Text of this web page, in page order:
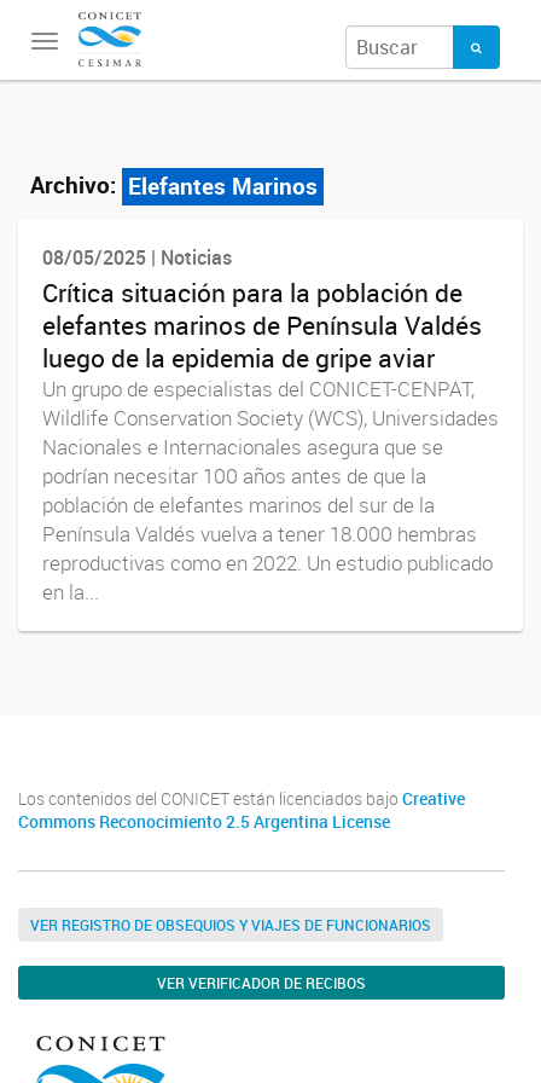
Toggle
navigation
Archivo: Elefantes Marinos
08/05/2025 | Noticias
Crítica situación para la población de
elefantes marinos de Península Valdés
luego de la epidemia de gripe aviar
Un grupo de especialistas del CONICET-CENPAT,
Wildlife Conservation Society (WCS), Universidades
Nacionales e Internacionales asegura que se
podrían necesitar 100 años antes de que la
población de elefantes marinos del sur de la
Península Valdés vuelva a tener 18.000 hembras
reproductivas como en 2022. Un estudio publicado
en la...
Los contenidos del CONICET están licenciados bajo Creative
Commons Reconocimiento 2.5 Argentina License
VER REGISTRO DE OBSEQUIOS Y VIAJES DE FUNCIONARIOS
VER VERIFICADOR DE RECIBOS